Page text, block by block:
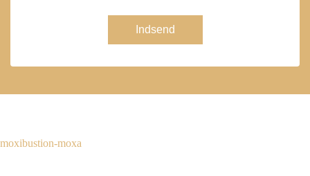
Indsend
moxibustion-moxa